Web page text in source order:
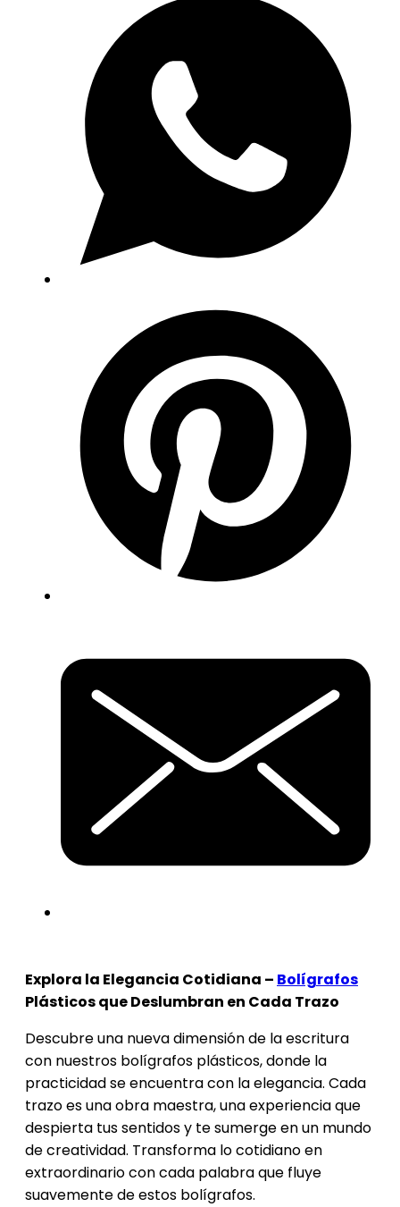
Explora la Elegancia Cotidiana – Bolígrafos
Plásticos que Deslumbran en Cada Trazo
Descubre una nueva dimensión de la escritura
con nuestros bolígrafos plásticos, donde la
practicidad se encuentra con la elegancia. Cada
trazo es una obra maestra, una experiencia que
despierta tus sentidos y te sumerge en un mundo
de creatividad. Transforma lo cotidiano en
extraordinario con cada palabra que fluye
suavemente de estos bolígrafos.